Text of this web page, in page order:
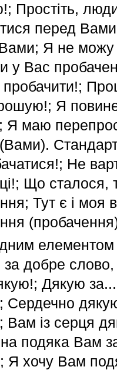
Простіть,
перед
Я не можу
у Вас
Я
Я маю
Не
Що
Тут є і
елементом
за добре
Дякую
Сердечно
Вам із серця
подяка Вам
Я хочу Вам